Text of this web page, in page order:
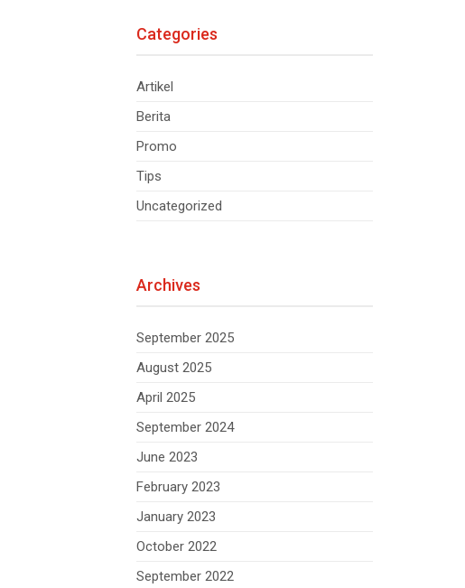
Categories
Artikel
Berita
Promo
Tips
Uncategorized
Archives
September 2025
August 2025
April 2025
September 2024
June 2023
February 2023
January 2023
October 2022
September 2022